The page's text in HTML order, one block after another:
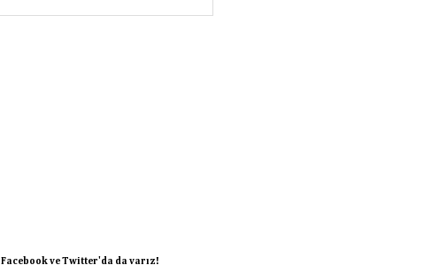
Facebook ve Twitter'da da varız!